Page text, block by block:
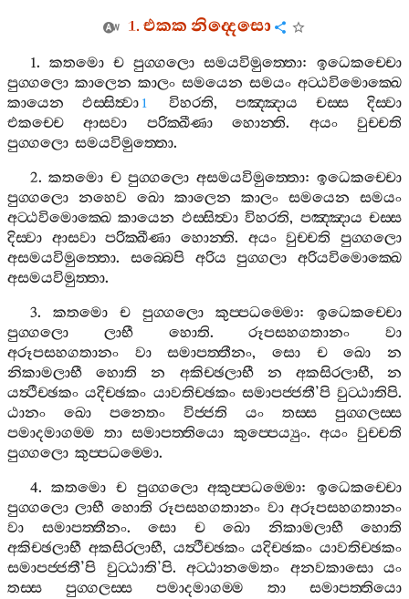
1.එකකනිද‍්දෙසො
1. කතමො ච පුග‍්ගලො සමයවිමුත‍්තො:ඉධෙකච‍්චො
පුග‍්ගලො කාලෙන කාලං සමයෙන සමයං අට‍්ඨවිමොක‍්ඛෙ
කායෙන
ඵස‍්සිත්‍වා 1 විහරති, පඤ‍්ඤාය චස‍්ස
දිස‍්වා
එකච‍්චෙ
ආසවා පරික‍්ඛීණා හොන‍්ති. අයං
වුච‍්චති
පුග‍්ගලො සමයවිමුත‍්තො.
2.කතමො ච පුග‍්ගලො අසමයවිමුත‍්තො:ඉධෙකච‍්චො
පුග‍්ගලො නහෙව ඛො කාලෙන කාලං සමයෙන
සමයං
අට‍්ඨවිමොක‍්ඛෙ කායෙන ඵස‍්සිත්‍වා විහරති, පඤ‍්ඤාය චස‍්ස
දිස‍්වා ආසවා පරික‍්ඛීණා හොන‍්ති. අයං වුච‍්චති
පුග‍්ගලො
අසමයවිමුත‍්තො. සබ‍්බෙපි අරිය පුග‍්ගලා
අරියවිමොක‍්ඛෙ
අසමයවිමුත‍්තා.
3. කතමො ච පුග‍්ගලො කුප‍්පධම‍්මො:ඉධෙකච‍්චො
පුග‍්ගලො
ලාභී හොති.රූපසහගතානං
වා
අරූපසහගතානං
වා සමාපත‍්තීනං,සො ච ඛො
න
නිකාමලාභී
හොති න අකිච‍්ඡලාභී න අකසිරලාභී,න
යත්‍ථීච‍්ඡකං යදිච‍්ඡකං යාවතිච‍්ඡකං සමාපජ‍්ජතී’පි වුට‍්ඨාතිපි.
ඨානං
ඛො පනෙතං විජ‍්ජති යං තස‍්ස
පුග‍්ගලස‍්ස
පමාදමාගම‍්ම තා සමාපත‍්තියො කුප‍්පෙය්‍යුං. අයං වුච‍්චති
පුග‍්ගලො කුප‍්පධම‍්මො.
4.කතමො ච පුග‍්ගලො අකුප‍්පධම‍්මො:ඉධෙකච‍්චො
පුග‍්ගලො ලාභී හොති රූපසහගතානං වා අරූපසහගතානං
වා
සමාපත‍්තීනං. සො ච ඛො නිකාමලාභී
හොති
අකිච‍්ඡලාභී අකසිරලාභී, යත්‍ථීච‍්ඡකං යදිච‍්ඡකං යාවතිච‍්ඡකං
සමාපජ‍්ජතී’පි වුට‍්ඨාති’පි. අට‍්ඨානමෙතං අනවකාසො
යං
තස‍්ස
පුග‍්ගලස‍්ස පමාදමාගම‍්ම තා
සමාපත‍්තියො